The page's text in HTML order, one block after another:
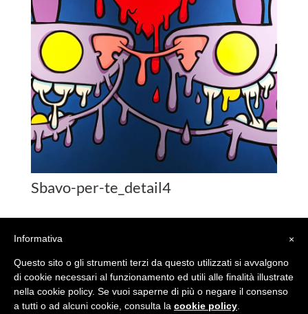
Sbavo-per-te_detail4
© 2018 The Interior Design S.s.r.l, P.IVA 08145050962,
×
Informativa
Questo sito o gli strumenti terzi da questo utilizzati si avvalgono
di cookie necessari al funzionamento ed utili alle finalità illustrate
nella cookie policy. Se vuoi saperne di più o negare il consenso
a tutti o ad alcuni cookie, consulta la cookie policy